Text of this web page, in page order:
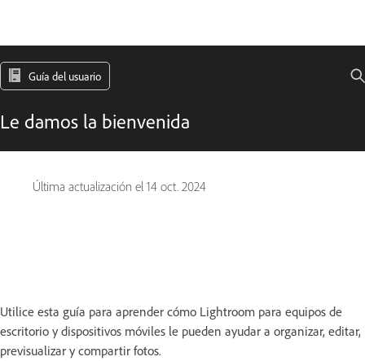
Guía del usuario
Le damos la bienvenida
Última actualización el 14 oct. 2024
Utilice esta guía para aprender cómo Lightroom para equipos de
escritorio y dispositivos móviles le pueden ayudar a organizar, editar,
previsualizar y compartir fotos.